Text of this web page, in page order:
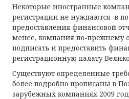
Некоторые иностранные
регистрации не нуждаются в
предоставления финансовой
менее, компания по-прежнему
подписать и предоставить
регистрационную палату
Существуют определенные
более подробно прописаны в
зарубежных компаниях 2009